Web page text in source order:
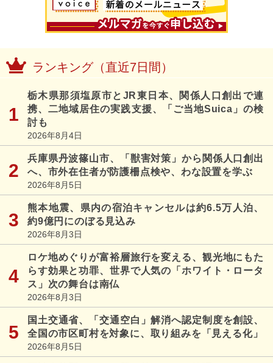
ランキング（直近7日間）
栃木県那須塩原市とJR東日本、関係人口創出で連
携、二地域居住の実践支援、「ご当地Suica」の検
討も
2026年8月4日
兵庫県丹波篠山市、「獣害対策」から関係人口創出
へ、市外在住者が防護柵点検や、わな設置を学ぶ
2026年8月5日
熊本地震、県内の宿泊キャンセルは約6.5万人泊、
約9億円にのぼる見込み
2026年8月3日
ロケ地めぐりが富裕層旅行を変える、観光地にもた
らす効果と功罪、世界で人気の「ホワイト・ロータ
ス」次の舞台は南仏
2026年8月3日
国土交通省、「交通空白」解消へ認定制度を創設、
全国の市区町村を対象に、取り組みを「見える化」
2026年8月5日